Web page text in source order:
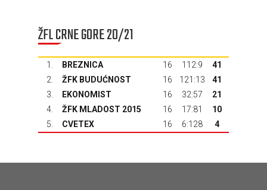
ŽFL CRNE GORE 20/21
1. BREZNICA 16 112:9
41
2.
ŽFK BUDUĆNOST 16 121:13
41
3.
EKONOMIST 16 32:57
21
4.
ŽFK MLADOST 2015 16 17:81
10
5.
CVETEX 16 6:128 4